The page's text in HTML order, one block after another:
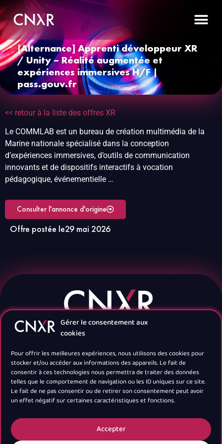
Gérer le consentement aux
cookies
Pour offrir les meilleures expériences, nous utilisons des cookies pour
stocker et/ou accéder aux informations des appareils. Le fait de
consentir à ces technologies nous permettra de traiter des données
telles que le comportement de navigation ou les ID uniques sur ce site.
Le fait de ne pas consentir ou de retirer son consentement peut avoir
un effet négatif sur certaines caractéristiques et fonctions.
Accepter
[Alternance] Apprenti développeur XR
/ Unity – Réalité augmentée et
expériences immersives H/F |
pass.gouv.fr
<< retour à la liste des offres XR
Le COMMLAB est un bureau de création multimédia de la
Marine nationale spécialisé dans la conception
d’expériences immersives, d’outils de communication
innovants et de dispositifs interactifs à vocation
pédagogique, événementielle …
Consulter l'annonce d'origine
Offre postée le29 mai 2026
Navigation
Newsletter